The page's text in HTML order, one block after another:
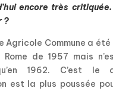
encore très
?
Agricole Commune a
de 1957 mais
1962. C’est le
est la plus poussée